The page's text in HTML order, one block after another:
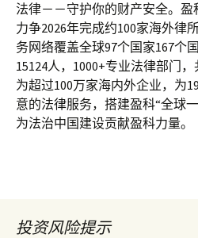
法律－－守护你的财产安全。盈
力争2026年完成约100家海外律
务网络覆盖全球97个国家167个
15124人，1000+专业法律部门
为超过100万家海内外企业，为
意的法律服务，搭建盈科“全球
为法治中国建设贡献盈科力量。
投资风险提示